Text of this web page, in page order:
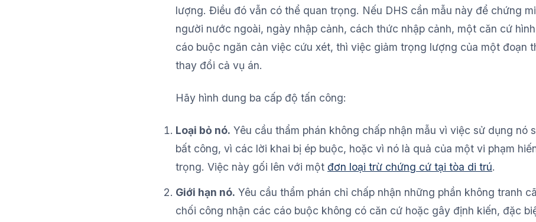
lượng. Điều đó vẫn có thể quan trọng. Nếu DHS cần mẫu này để chứng
người nước ngoài, ngày nhập cảnh, cách thức nhập cảnh, một căn cứ
cáo buộc ngăn cản việc cứu xét, thì việc giảm trọng lượng của một đoạn
thay đổi cả vụ án.
Hãy hình dung ba cấp độ tấn công:
Loại bỏ nó. Yêu cầu thẩm phán không chấp nhận mẫu vì việc sử dụng nó
bất công, vì các lời khai bị ép buộc, hoặc vì nó là quả của một vi phạm
trọng. Việc này gối lên với một đơn loại trừ chứng cứ tại tòa di trú.
Giới hạn nó. Yêu cầu thẩm phán chỉ chấp nhận những phần không tranh
chối công nhận các cáo buộc không có căn cứ hoặc gây định kiến, đặc